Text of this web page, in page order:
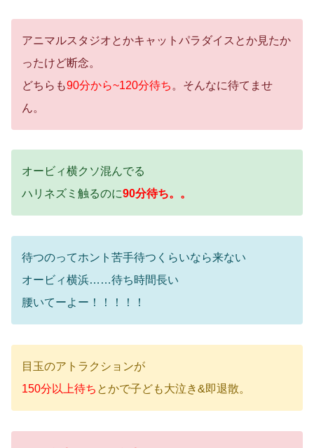
アニマルスタジオとかキャットパラダイスとか見たか
ったけど断念。
どちらも90分から~120分待ち 。そんなに待てませ
ん。
オービィ横クソ混んでる
ハリネズミ触るのに90分待ち。。
待つのってホント苦手待つくらいなら来ない
オービィ横浜……待ち時間長い
腰いてーよー！！！！！
目玉のアトラクションが
150分以上待ち とかで子ども大泣き&即退散。